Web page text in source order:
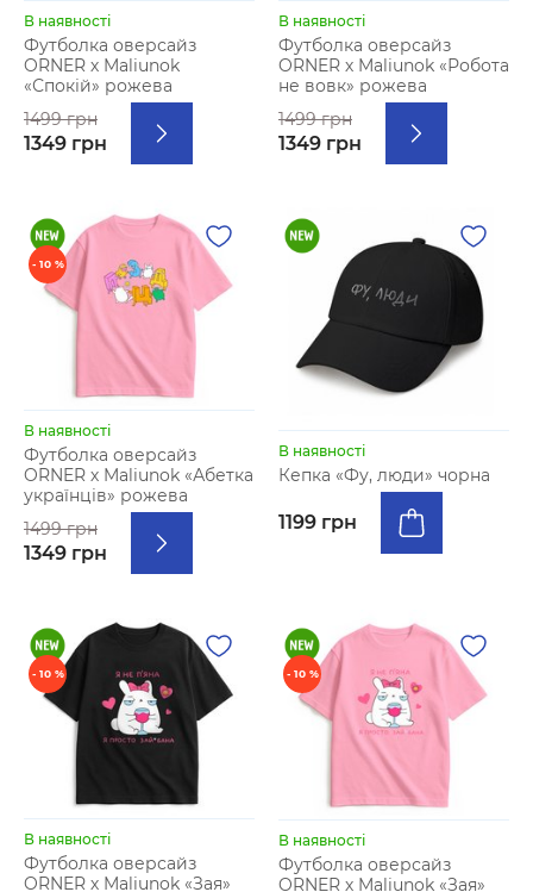
В наявності
Футболка оверсайз
ORNER х Maliunok
«Спокій» рожева
1499 грн
1349 грн
В наявності
Футболка оверсайз
ORNER х Maliunok «Робота
не вовк» рожева
1499 грн
1349 грн
- 10 %
В наявності
Футболка оверсайз
ORNER х Maliunok «Абетка
українців» рожева
1499 грн
1349 грн
В наявності
Кепка «Фу, люди» чорна
1199 грн
- 10 %
В наявності
Футболка оверсайз
ORNER х Maliunok «Зая»
- 10 %
В наявності
Футболка оверсайз
ORNER х Maliunok «Зая»